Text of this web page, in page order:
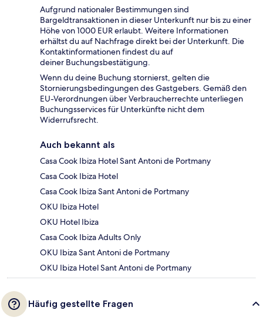
Aufgrund nationaler Bestimmungen sind
Bargeldtransaktionen in dieser Unterkunft nur bis zu einer
Höhe von 1000 EUR erlaubt. Weitere Informationen
erhältst du auf Nachfrage direkt bei der Unterkunft. Die
Kontaktinformationen findest du auf
deiner Buchungsbestätigung.
Wenn du deine Buchung stornierst, gelten die
Stornierungsbedingungen des Gastgebers. Gemäß den
EU-Verordnungen über Verbraucherrechte unterliegen
Buchungsservices für Unterkünfte nicht dem
Widerrufsrecht.
Auch bekannt als
Casa Cook Ibiza Hotel Sant Antoni de Portmany
Casa Cook Ibiza Hotel
Casa Cook Ibiza Sant Antoni de Portmany
OKU Ibiza Hotel
OKU Hotel Ibiza
Casa Cook Ibiza Adults Only
OKU Ibiza Sant Antoni de Portmany
OKU Ibiza Hotel Sant Antoni de Portmany
Häufig gestellte Fragen